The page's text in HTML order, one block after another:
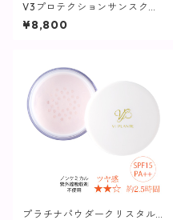
V3プロテクションサンスクリ
ーン / 45g(日焼け止め)【SPIC
ARE】
¥8,800
プラチナパウダークリスタル2